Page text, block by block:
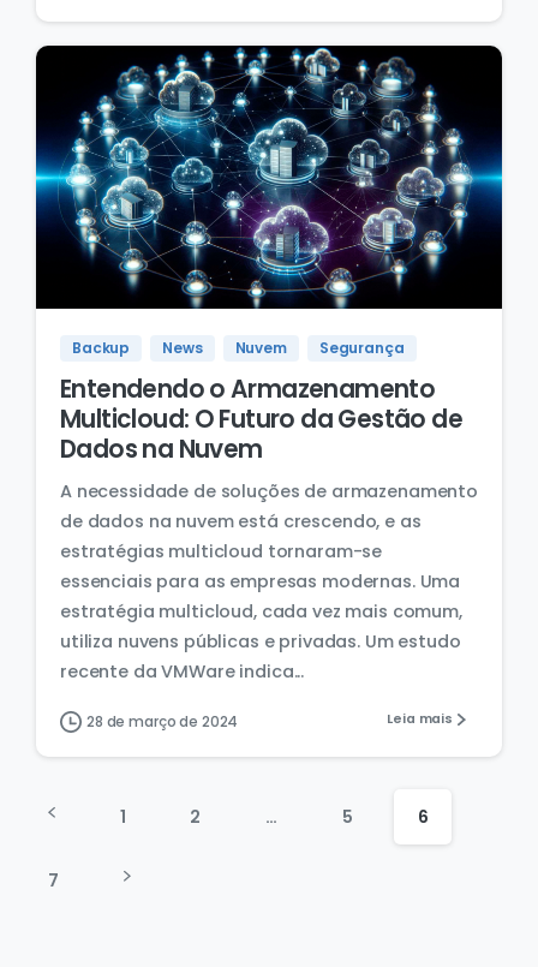
Backup News Nuvem Segurança
Entendendo o Armazenamento
Multicloud: O Futuro da Gestão de
Dados na Nuvem
A necessidade de soluções de armazenamento
de dados na nuvem está crescendo, e as
estratégias multicloud tornaram-se
essenciais para as empresas modernas. Uma
estratégia multicloud, cada vez mais comum,
utiliza nuvens públicas e privadas. Um estudo
recente da VMWare indica...
28 de março de 2024 Leia mais
1 2 … 5 6
7